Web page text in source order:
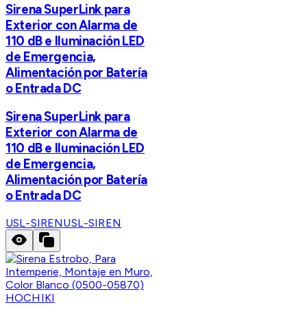
Sirena SuperLink para
Exterior con Alarma de
110 dB e Iluminación LED
de Emergencia,
Alimentación por Batería
o Entrada DC
Sirena SuperLink para
Exterior con Alarma de
110 dB e Iluminación LED
de Emergencia,
Alimentación por Batería
o Entrada DC
USL-SIRENUSL-SIREN
HOCHIKI